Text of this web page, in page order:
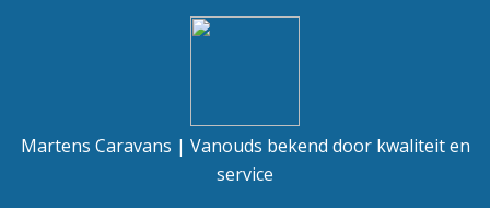
Martens Caravans | Vanouds bekend door kwaliteit en
service